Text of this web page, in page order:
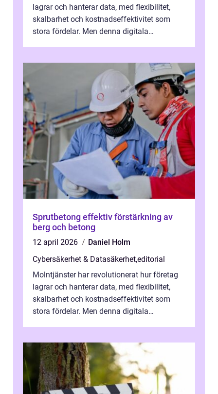
lagrar och hanterar data, med flexibilitet,
skalbarhet och kostnadseffektivitet som
stora fördelar. Men denna digitala
Sprutbetong effektiv förstärkning av
berg och betong
12 april 2026
Daniel Holm
Cybersäkerhet & Datasäkerhet,editorial
Molntjänster har revolutionerat hur företag
lagrar och hanterar data, med flexibilitet,
skalbarhet och kostnadseffektivitet som
stora fördelar. Men denna digitala